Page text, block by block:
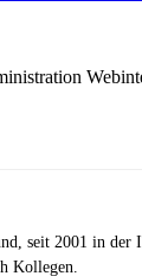
seit 2001 in
Kollegen.